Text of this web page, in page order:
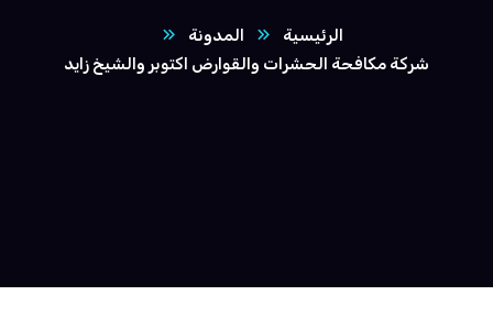
الرئيسية
المدونة
شركة مكافحة الحشرات والقوارض اكتوبر والشيخ زايد